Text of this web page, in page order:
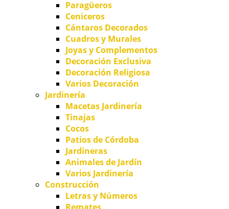
Paragüeros
Ceniceros
Cántaros Decorados
Cuadros y Murales
Joyas y Complementos
Decoración Exclusiva
Decoración Religiosa
Varios Decoración
Jardinería
Macetas Jardinería
Tinajas
Cocos
Patios de Córdoba
Jardineras
Animales de Jardín
Varios Jardinería
Construcción
Letras y Números